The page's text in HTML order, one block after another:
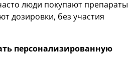
люди покупают препараты
дозировки, без участия
персонализированную